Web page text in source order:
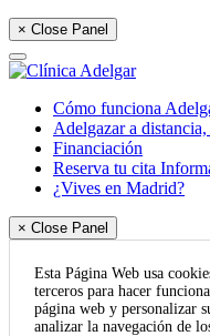
× Close Panel
Cómo funciona
Adelgazar a
Financiación
Reserva tu cita
¿Vives en Madrid?
× Close Panel
Esta Página Web usa
terceros para hacer
página web y personalizar
analizar la navegación de